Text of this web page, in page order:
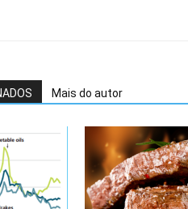
Mais do autor